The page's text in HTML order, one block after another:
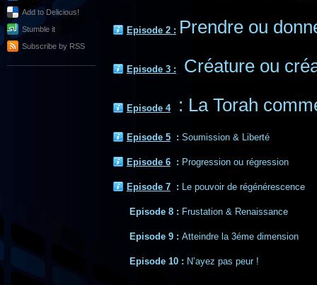
Add to Delicious!
Stumble it
Subscribe by RSS
Episode 2 : Prendre ou
Episode 3 : Créature ou
Episode 4 : La Torah
Episode 5 : Soumission & Liberté
Episode 6 : Progression ou régression
Episode 7 : Le pouvoir de régénérescence
Episode 8: Frustation & Renaissance
Episode 9: Atteindre la 3éme dimension
Episode 10: N’ayez pas peur !